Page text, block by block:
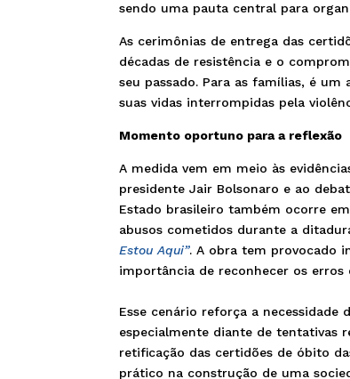
sendo uma pauta central para
As cerimônias de entrega das
décadas de resistência e o
seu passado. Para as famílias, é
suas vidas interrompidas pela
Momento oportuno para a reflexão
A medida vem em meio às
presidente Jair Bolsonaro e ao
Estado brasileiro também ocorre
abusos cometidos durante a
Estou Aqui”. A obra tem provocado
importância de reconhecer os erros
Esse cenário reforça a
especialmente diante de tentativas
retificação das certidões de óbito
prático na construção de uma